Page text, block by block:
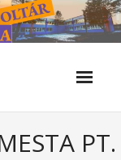
PT.